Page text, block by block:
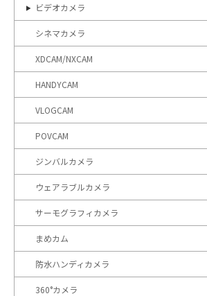
ビデオカメラ
シネマカメラ
XDCAM/NXCAM
HANDYCAM
VLOGCAM
POVCAM
ジンバルカメラ
ウェアラブルカメラ
サーモグラフィカメラ
まめカム
防水ハンディカメラ
360°カメラ